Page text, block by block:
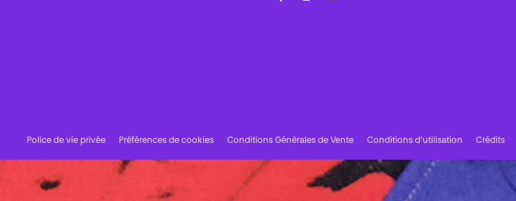
Police de vie privée Préférences de cookies Conditions Générales de Vente Conditions d’utilisation Crédits